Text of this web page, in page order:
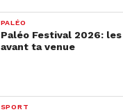
PALÉO
Paléo Festival 2026:
avant ta venue
SPORT